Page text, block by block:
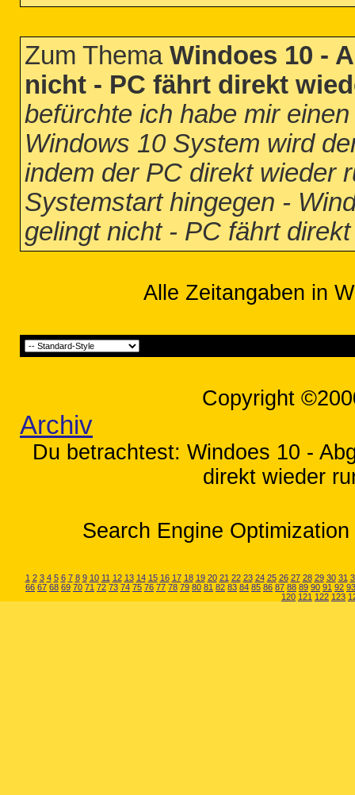
Zum Thema Windoes 10 -
nicht - PC fährt direkt
befürchte ich habe mir
Windows 10 System wird
indem der PC direkt wieder
Systemstart hingegen -
gelingt nicht - PC fährt
Alle Zeitangaben in
Copyright
Archiv
Du betrachtest: Windoes 10 -
direkt wieder
Search Engine
1 2 3 4 5 6 7 8 9 10 11 12 13 14 15 16 17 18 19 20 21 22 23 24 25 26 27 28 29 30 31
66 67 68 69 70 71 72 73 74 75 76 77 78 79 80 81 82 83 84 85 86 87 88 89 90 91 92 93
120 121 122 123